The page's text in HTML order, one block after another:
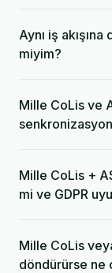
Aynı iş
miyim?
Mille CoLis ve
Mille CoLis +
mi ve GDPR
Mille CoLis
döndürürse ne